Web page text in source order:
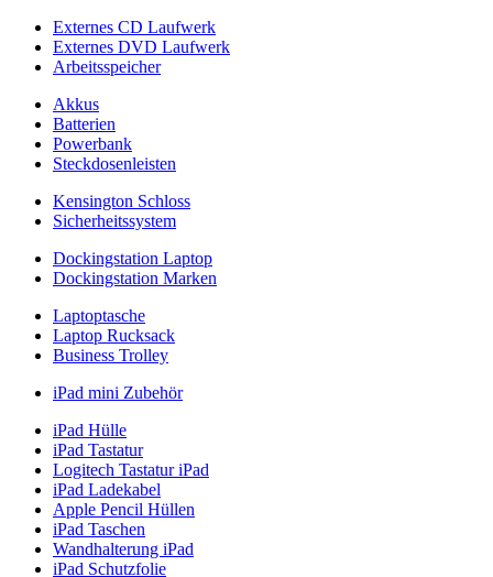
Externes CD Laufwerk
Externes DVD Laufwerk
Arbeitsspeicher
Akkus
Batterien
Powerbank
Steckdosenleisten
Kensington Schloss
Sicherheitssystem
Dockingstation Laptop
Dockingstation Marken
Laptoptasche
Laptop Rucksack
Business Trolley
iPad mini Zubehör
iPad Hülle
iPad Tastatur
Logitech Tastatur iPad
iPad Ladekabel
Apple Pencil Hüllen
iPad Taschen
Wandhalterung iPad
iPad Schutzfolie